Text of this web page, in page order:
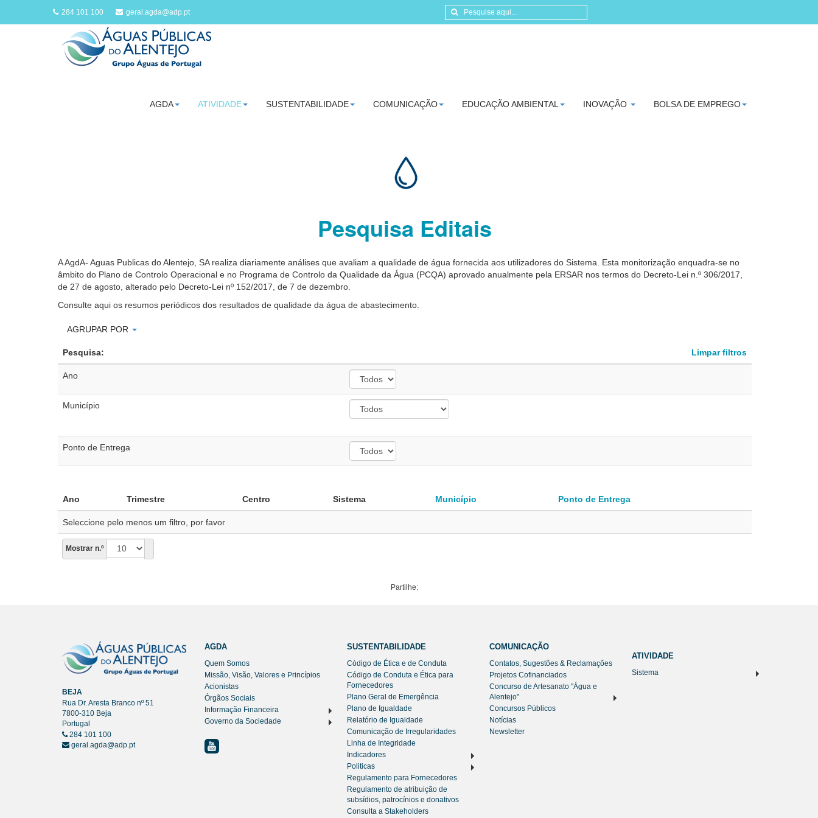
284 101 100 geral.agda@adp.pt
AGDA ATIVIDADE SUSTENTABILIDADE COMUNICAÇÃO EDUCAÇÃO AMBIENTAL INOVAÇÃO BOLSA DE EMPREGO
Pesquisa Editais
A AgdA- Aguas Publicas do Alentejo, SA realiza diariamente análises que avaliam a qualidade de água fornecida aos utilizadores do Sistema. Esta monitorização enquadra-se no
âmbito do Plano de Controlo Operacional e no Programa de Controlo da Qualidade da Água (PCQA) aprovado anualmente pela ERSAR nos termos do Decreto-Lei n.º 306/2017,
de 27 de agosto, alterado pelo Decreto-Lei nº 152/2017, de 7 de dezembro.
Consulte aqui os resumos periódicos dos resultados de qualidade da água de abastecimento.
AGRUPAR POR
Pesquisa: Limpar filtros
Ano
Município
Ponto de Entrega
Ano Trimestre Centro Sistema Município Ponto de Entrega
Mostrar n.º
Seleccione pelo menos um filtro, por favor
Partilhe:
BEJA
Rua Dr. Aresta Branco nº 51
7800-310 Beja
Portugal
284 101 100
geral.agda@adp.pt
AGDA
Quem Somos
Missão, Visão, Valores e Princípios
Acionistas
Órgãos Sociais
Informação Financeira
Governo da Sociedade
SUSTENTABILIDADE
Código de Ética e de Conduta
Código de Conduta e Ética para
Fornecedores
Plano Geral de Emergência
Plano de Igualdade
Relatório de Igualdade
Comunicação de Irregularidades
Linha de Integridade
Indicadores
Politicas
Regulamento para Fornecedores
Regulamento de atribuição de
subsídios, patrocínios e donativos
Consulta a Stakeholders
COMUNICAÇÃO
Contatos, Sugestões & Reclamações
Projetos Cofinanciados
Concurso de Artesanato "Água e
Alentejo"
Concursos Públicos
Notícias
Newsletter
ATIVIDADE
Sistema